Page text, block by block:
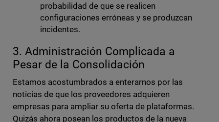
probabilidad de que se realicen
configuraciones erróneas y se produzcan
incidentes.
3. Administración Complicada a
Pesar de la Consolidación
Estamos acostumbrados a enterarnos por las
noticias de que los proveedores adquieren
empresas para ampliar su oferta de plataformas.
Quizás ahora posean los productos de la nueva